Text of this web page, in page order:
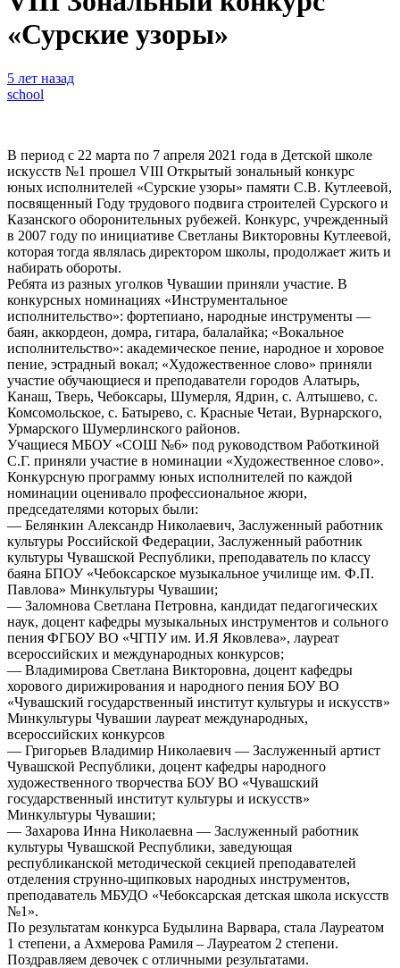
«Сурские узоры»
5 лет назад
school
В период с 22 марта по 7 апреля 2021 года в Детской школе
искусств №1 прошел VIII Открытый зональный конкурс
юных исполнителей «Сурские узоры» памяти С.В. Кутлеевой,
посвященный Году трудового подвига строителей Сурского и
Казанского оборонительных рубежей. Конкурс, учрежденный
в 2007 году по инициативе Светланы Викторовны Кутлеевой,
которая тогда являлась директором школы, продолжает жить и
набирать обороты.
Ребята из разных уголков Чувашии приняли участие. В
конкурсных номинациях «Инструментальное
исполнительство»: фортепиано, народные инструменты —
баян, аккордеон, домра, гитара, балалайка; «Вокальное
исполнительство»: академическое пение, народное и хоровое
пение, эстрадный вокал; «Художественное слово» приняли
участие обучающиеся и преподаватели городов Алатырь,
Канаш, Тверь, Чебоксары, Шумерля, Ядрин, с. Алтышево, с.
Комсомольское, с. Батырево, с. Красные Четаи, Вурнарского,
Урмарского Шумерлинского районов.
Учащиеся МБОУ «СОШ №6» под руководством Работкиной
С.Г. приняли участие в номинации «Художественное слово».
Конкурсную программу юных исполнителей по каждой
номинации оценивало профессиональное жюри,
председателями которых были:
— Белянкин Александр Николаевич, Заслуженный работник
культуры Российской Федерации, Заслуженный работник
культуры Чувашской Республики, преподаватель по классу
баяна БПОУ «Чебоксарское музыкальное училище им. Ф.П.
Павлова» Минкультуры Чувашии;
— Заломнова Светлана Петровна, кандидат педагогических
наук, доцент кафедры музыкальных инструментов и сольного
пения ФГБОУ ВО «ЧГПУ им. И.Я Яковлева», лауреат
всероссийских и международных конкурсов;
— Владимирова Светлана Викторовна, доцент кафедры
хорового дирижирования и народного пения БОУ ВО
«Чувашский государственный институт культуры и искусств»
Минкультуры Чувашии лауреат международных,
всероссийских конкурсов
— Григорьев Владимир Николаевич — Заслуженный артист
Чувашской Республики, доцент кафедры народного
художественного творчества БОУ ВО «Чувашский
государственный институт культуры и искусств»
Минкультуры Чувашии;
— Захарова Инна Николаевна — Заслуженный работник
культуры Чувашской Республики, заведующая
республиканской методической секцией преподавателей
отделения струнно-щипковых народных инструментов,
преподаватель МБУДО «Чебоксарская детская школа искусств
№1».
По результатам конкурса Будылина Варвара, стала Лауреатом
1 степени, а Ахмерова Рамиля – Лауреатом 2 степени.
Поздравляем девочек с отличными результатами.